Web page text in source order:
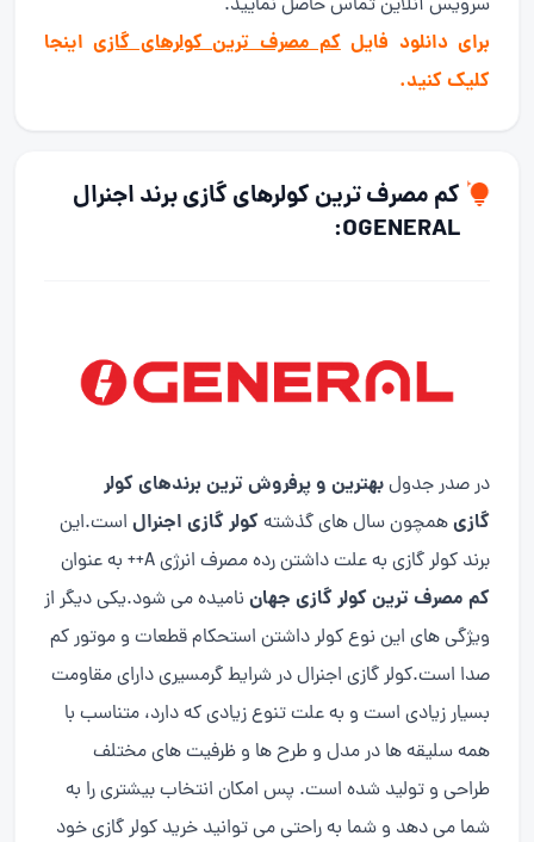
سرویس آنلاین تماس حاصل نمایید.
برای دانلود فایلکم مصرف ترین کولرهای گازیاینجا
کلیک کنید.
کم مصرف ترین کولرهای گازی برند اجنرال
OGENERAL:
در صدر جدولبهترین و پرفروش ترین برندهای کولر
گازیهمچون سال های گذشتهکولر گازی اجنرال است.این
برند کولر گازی به علت داشتن رده مصرف انرژی A++ به عنوان
کم مصرف ترین کولر گازی جهان نامیده می شود.یکی دیگر از
ویژگی های این نوع کولر داشتن استحکام قطعات و موتور کم
صدا است.کولر گازی اجنرال در شرایط گرمسیری دارای مقاومت
بسیار زیادی است و به علت تنوع زیادی که دارد، متناسب با
همه سلیقه ها در مدل و طرح ها و ظرفیت های مختلف
طراحی و تولید شده است. پس امکان انتخاب بیشتری را به
شما می دهد و شما به راحتی می توانید خرید کولر گازی خود